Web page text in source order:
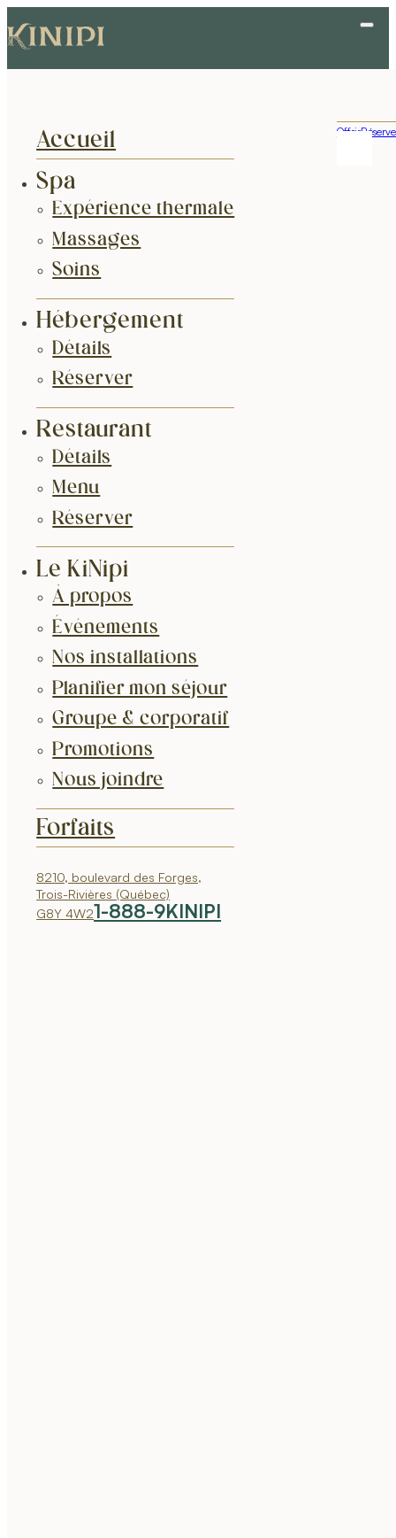
Accueil
Spa
Expérience thermale
Massages
Soins
Hébergement
Détails
Réserver
Restaurant
Détails
Menu
Réserver
Le KiNipi
À propos
Événements
Nos installations
Planifier mon séjour
Groupe & corporatif
Promotions
Nous joindre
Forfaits
8210, boulevard des Forges,
Trois-Rivières (Québec)
G8Y 4W21-888-9KINIPI
Offrir